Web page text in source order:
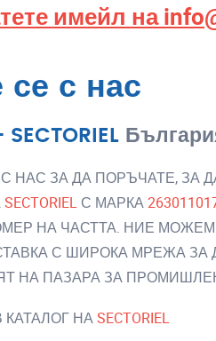
имейл на
с нас
SECTORIEL
НАС ЗА ДА ПОРЪЧАТЕ, ЗА
SECTORIEL С МАРКА
НА ЧАСТТА. НИЕ
С ШИРОКА МРЕЖА ЗА
НА ПАЗАРА ЗА
КАТАЛОГ НАSECTORIEL